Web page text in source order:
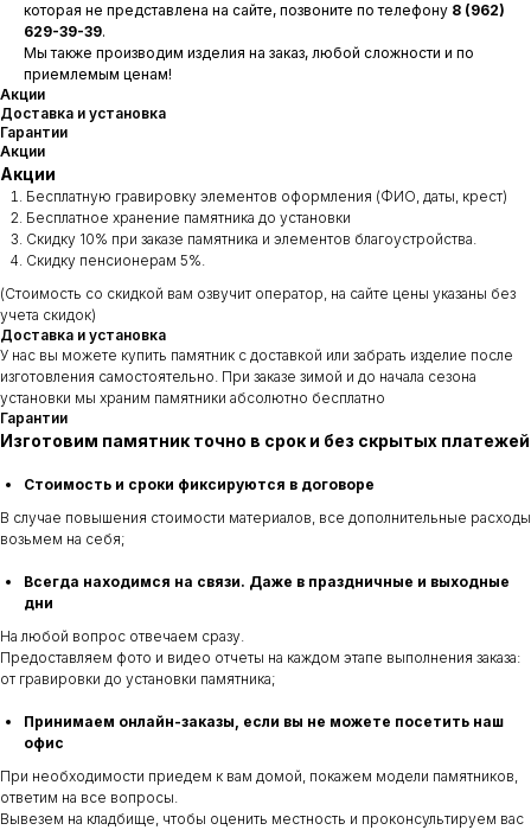
которая не представлена на сайте, позвоните по телефону 8 (962)
629-39-39.
Мы также производим изделия на заказ, любой сложности и по
приемлемым ценам!
Акции
Доставка и установка
Гарантии
Акции
Акции
Бесплатную гравировку элементов оформления (ФИО, даты, крест)
Бесплатное хранение памятника до установки
Скидку 10% при заказе памятника и элементов благоустройства.
Скидку пенсионерам 5%.
(Стоимость со скидкой вам озвучит оператор, на сайте цены указаны без
учета скидок)
Доставка и установка
У нас вы можете купить памятник с доставкой или забрать изделие после
изготовления самостоятельно. При заказе зимой и до начала сезона
установки мы храним памятники абсолютно бесплатно
Гарантии
Изготовим памятник точно в срок и без скрытых платежей
Стоимость и сроки фиксируются в договоре
В случае повышения стоимости материалов, все дополнительные расходы
возьмем на себя;
Всегда находимся на связи. Даже в праздничные и выходные
дни
На любой вопрос отвечаем сразу.
Предоставляем фото и видео отчеты на каждом этапе выполнения заказа:
от гравировки до установки памятника;
Принимаем онлайн-заказы, если вы не можете посетить наш
офис
При необходимости приедем к вам домой, покажем модели памятников,
ответим на все вопросы.
Вывезем на кладбище, чтобы оценить местность и проконсультируем вас